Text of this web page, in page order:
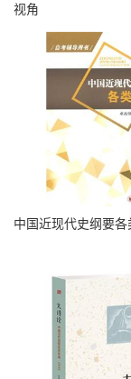
视角
中国近现代史纲要各